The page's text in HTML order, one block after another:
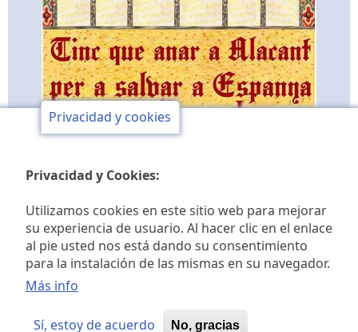
Club de opinión y de
estudios históricos Jaime I
Privacidad y cookies
Privacidad y Cookies:
Utilizamos cookies en este sitio web para mejorar
su experiencia de usuario. Al hacer clic en el enlace
al pie usted nos está dando su consentimiento
para la instalación de las mismas en su navegador.
Más info
Sí, estoy de acuerdo No, gracias